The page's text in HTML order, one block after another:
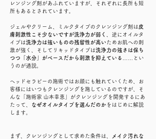
レンジング剤があふれていますが、それぞれに長所も短
所もあるとされています。
ジェルやクリーム、ミルクタイプのクレンジング剤は皮
膚刺激性こそ少ないですが洗浄力が弱く
、逆にオイルタ
イプは洗浄力は強いものの残留性が高い ためお肌への刺
激が強く、そしてリキッドタイプは洗浄力の強さは保ち
つつ「水分」がベースだから刺激を抑えている
……とい
うのが通説。
ヘッドセラピーの施術ではお顔にも触れていくため、お
客様にはいつもクレンジングを施しているのですが、そ
んな「施術家 山本幸恵」がクレンジングを開発するにあ
たって、
なぜオイルタイプを選んだのかをはじめに解説
します。
まず、クレンジングとして求めた条件は、
メイク汚れな